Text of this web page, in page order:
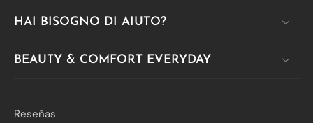
HAI BISOGNO DI AIUTO?
BEAUTY & COMFORT EVERYDAY
Reseñas